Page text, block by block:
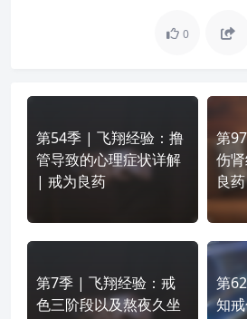
0
第54季 | 飞翔经验：撸
管导致的心理症状详解
| 戒为良药
第
伤
良药
第7季 | 飞翔经验：戒
色三阶段以及熬夜久坐
第
知